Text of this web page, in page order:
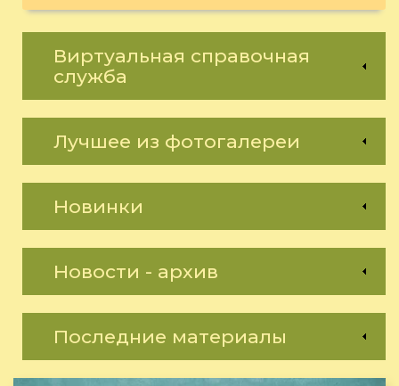
Виртуальная справочная
служба
Лучшее из фотогалереи
Новинки
Новости - архив
Последние материалы